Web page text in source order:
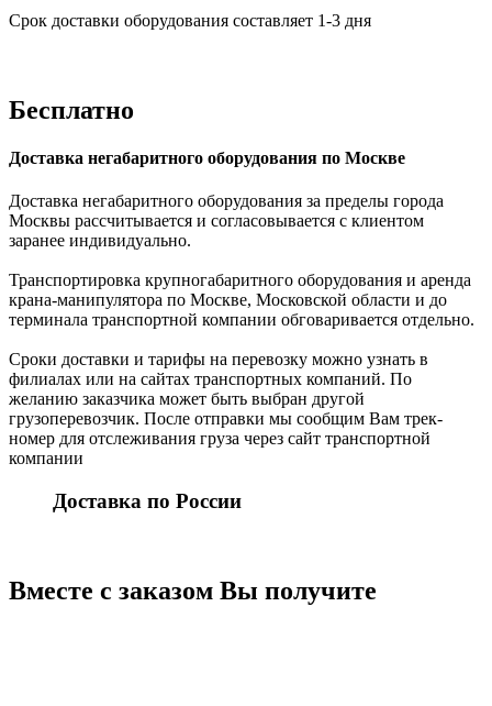
Срок доставки оборудования составляет 1-3 дня
Бесплатно
Доставка негабаритного оборудования по Москве
Доставка негабаритного оборудования за пределы города
Москвы рассчитывается и согласовывается с клиентом
заранее индивидуально.
Транспортировка крупногабаритного оборудования и аренда
крана-манипулятора по Москве, Московской области и до
терминала транспортной компании обговаривается отдельно.
Сроки доставки и тарифы на перевозку можно узнать в
филиалах или на сайтах транспортных компаний. По
желанию заказчика может быть выбран другой
грузоперевозчик. После отправки мы сообщим Вам трек-
номер для отслеживания груза через сайт транспортной
компании
Доставка по России
Вместе с заказом Вы получите